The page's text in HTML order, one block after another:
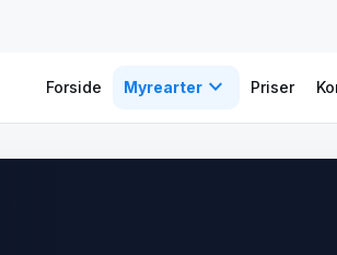
Forside Myrearter expand_more Priser